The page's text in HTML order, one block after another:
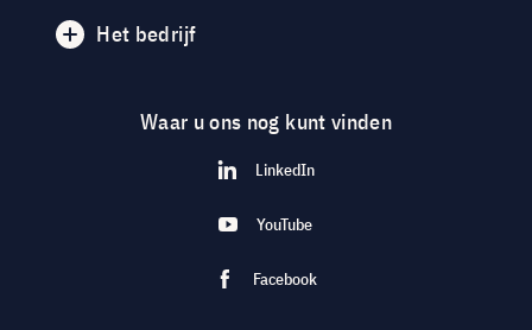
Het bedrijf
Waar u ons nog kunt vinden
LinkedIn
YouTube
Facebook